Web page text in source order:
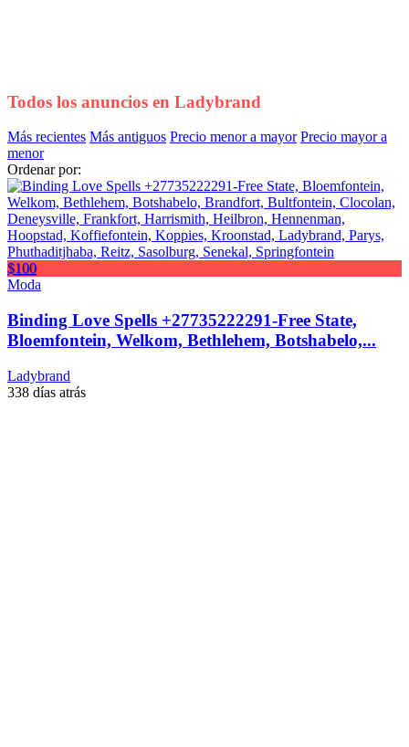
Todos los anuncios en Ladybrand
Más recientes Más antiguos Precio menor a mayor Precio mayor a
menor
Ordenar por:
$100
Moda
Binding Love Spells +27735222291-Free State,
Bloemfontein, Welkom, Bethlehem, Botshabelo,...
Ladybrand
338 días atrás